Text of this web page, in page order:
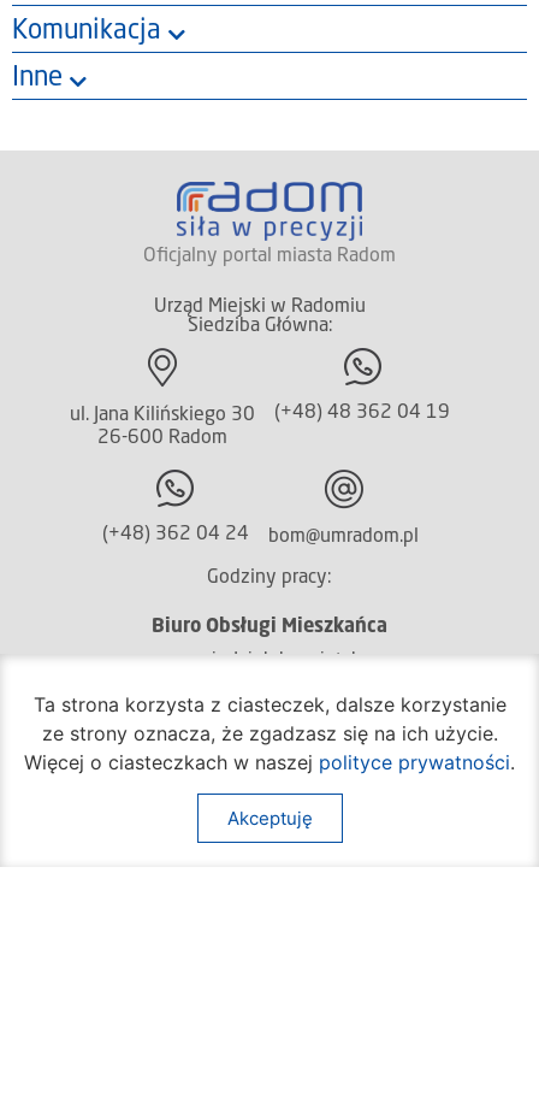
Komunikacja
Inne
Oficjalny portal miasta Radom
Urząd Miejski w Radomiu
Siedziba Główna:
ul. Jana Kilińskiego 30
26-600 Radom
(+48) 48 362 04 19
(+48) 362 04 24 bom@umradom.pl
Godziny pracy:
Biuro Obsługi Mieszkańca
poniedziałek – piątek
Pozostałe wydziały
poniedziałek – piątek
Na skróty:
Ta strona korzysta z ciasteczek, dalsze korzystanie
ze strony oznacza, że zgadzasz się na ich użycie.
Więcej o ciasteczkach w naszej polityce prywatności.
Akceptuję